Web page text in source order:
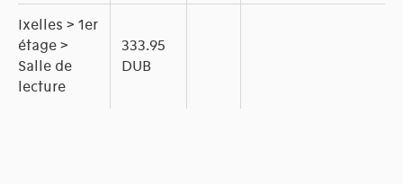
Ixelles > 1er
étage >
Salle de
lecture
333.95
DUB